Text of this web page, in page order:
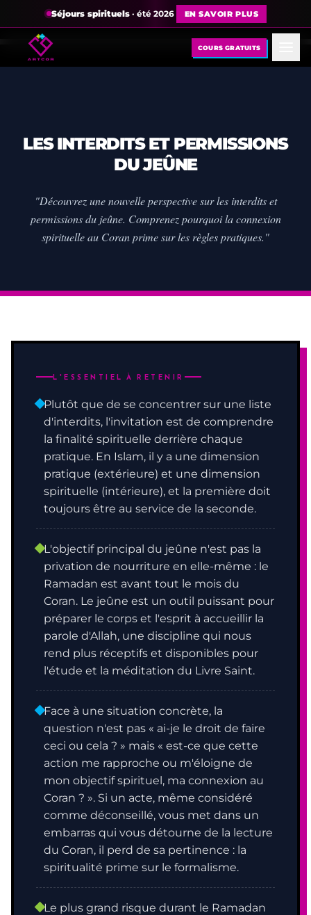
Séjours spirituels· été 2026 EN SAVOIR PLUS
COURS GRATUITS
LES INTERDITS ET PERMISSIONS
DU JEÛNE
"Découvrez une nouvelle perspective sur les interdits et
permissions du jeûne. Comprenez pourquoi la connexion
spirituelle au Coran prime sur les règles pratiques."
L'ESSENTIEL À RETENIR
Plutôt que de se concentrer sur une liste
d'interdits, l'invitation est de comprendre
la finalité spirituelle derrière chaque
pratique. En Islam, il y a une dimension
pratique (extérieure) et une dimension
spirituelle (intérieure), et la première doit
toujours être au service de la seconde.
L'objectif principal du jeûne n'est pas la
privation de nourriture en elle-même : le
Ramadan est avant tout le mois du
Coran. Le jeûne est un outil puissant pour
préparer le corps et l'esprit à accueillir la
parole d'Allah, une discipline qui nous
rend plus réceptifs et disponibles pour
l'étude et la méditation du Livre Saint.
Face à une situation concrète, la
question n'est pas « ai-je le droit de faire
ceci ou cela ? » mais « est-ce que cette
action me rapproche ou m'éloigne de
mon objectif spirituel, ma connexion au
Coran ? ». Si un acte, même considéré
comme déconseillé, vous met dans un
embarras qui vous détourne de la lecture
du Coran, il perd de sa pertinence : la
spiritualité prime sur le formalisme.
Le plus grand risque durant le Ramadan